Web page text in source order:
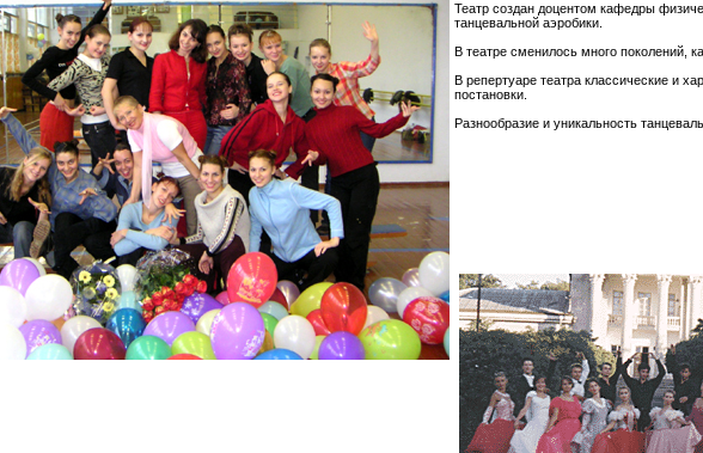
Театр создан доцентом кафедры
танцевальной аэробики.
В театре сменилось много поколений,
В репертуаре театра классические и
постановки.
Разнообразие и уникальность